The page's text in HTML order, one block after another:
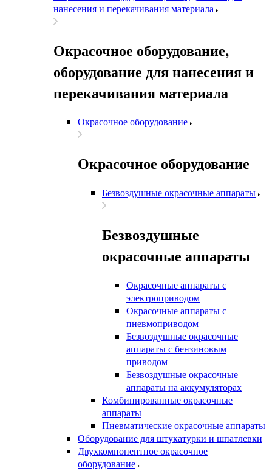
нанесения и перекачивания материала
Окрасочное оборудование,
оборудование для нанесения и
перекачивания материала
Окрасочное оборудование
Окрасочное оборудование
Безвоздушные окрасочные аппараты
Безвоздушные
окрасочные аппараты
Окрасочные аппараты с
электроприводом
Окрасочные аппараты с
пневмоприводом
Безвоздушные окрасочные
аппараты с бензиновым
приводом
Безвоздушные окрасочные
аппараты на аккумуляторах
Комбинированные окрасочные
аппараты
Пневматические окрасочные аппараты
Оборудование для штукатурки и шпатлевки
Двухкомпонентное окрасочное
оборудование